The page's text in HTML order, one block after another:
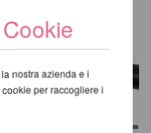
nostra azienda e i
per raccogliere i